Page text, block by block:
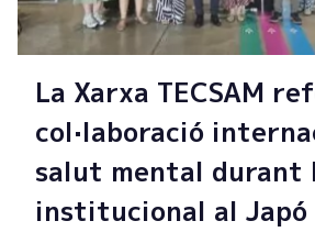
La Xarxa TECSAM
col·laboració
salut mental durant
institucional al Japó